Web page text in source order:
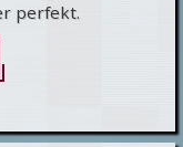
perfekt.